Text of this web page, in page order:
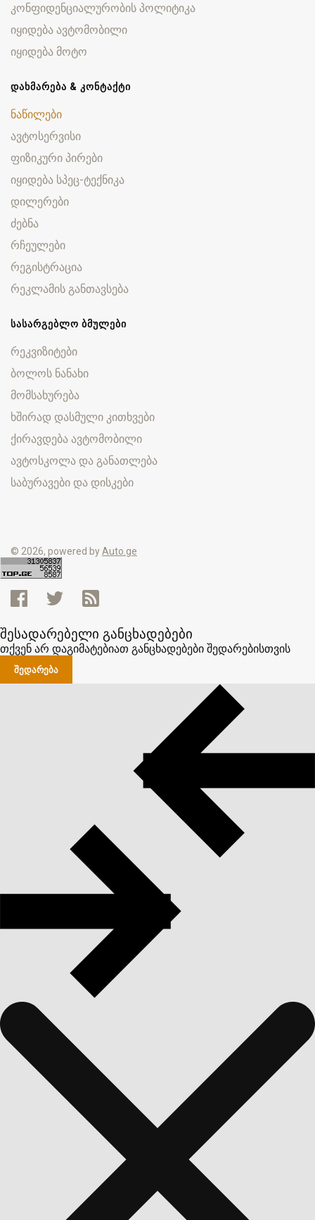
კონფიდენციალურობის პოლიტიკა
იყიდება ავტომობილი
იყიდება მოტო
ᲓᲐᲮᲛᲐᲠᲔᲑᲐ & ᲙᲝᲜᲢᲐᲥᲢᲘ
ნაწილები
ავტოსერვისი
ფიზიკური პირები
იყიდება სპეც-ტექნიკა
დილერები
ძებნა
რჩეულები
რეგისტრაცია
რეკლამის განთავსება
ᲡᲐᲡᲐᲠᲒᲔᲑᲚᲝ ᲑᲛᲣᲚᲔᲑᲘ
რეკვიზიტები
ბოლოს ნანახი
მომსახურება
ხშირად დასმული კითხვები
ქირავდება ავტომობილი
ავტოსკოლა და განათლება
საბურავები და დისკები
© 2026, powered byAuto.ge
შესადარებელი განცხადებები
თქვენ არ დაგიმატებიათ განცხადებები შედარებისთვის
ᲨᲔᲓᲐᲠᲔᲑᲐ